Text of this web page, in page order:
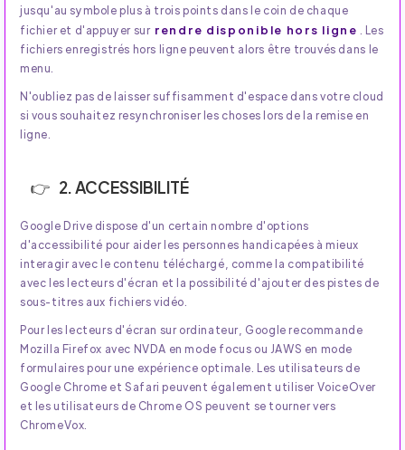
jusqu'au symbole plus à trois points dans le coin de chaque
fichier et d'appuyer sur rendre disponible hors ligne . Les
fichiers enregistrés hors ligne peuvent alors être trouvés dans le
menu.
N'oubliez pas de laisser suffisamment d'espace dans votre cloud
si vous souhaitez resynchroniser les choses lors de la remise en
ligne.
2. ACCESSIBILITÉ
Google Drive dispose d'un certain nombre d'options
d'accessibilité pour aider les personnes handicapées à mieux
interagir avec le contenu téléchargé, comme la compatibilité
avec les lecteurs d'écran et la possibilité d'ajouter des pistes de
sous-titres aux fichiers vidéo.
Pour les lecteurs d'écran sur ordinateur, Google recommande
Mozilla Firefox avec NVDA en mode focus ou JAWS en mode
formulaires pour une expérience optimale. Les utilisateurs de
Google Chrome et Safari peuvent également utiliser VoiceOver
et les utilisateurs de Chrome OS peuvent se tourner vers
ChromeVox.